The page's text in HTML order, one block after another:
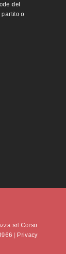
del
o
srl Corso
|
Privacy